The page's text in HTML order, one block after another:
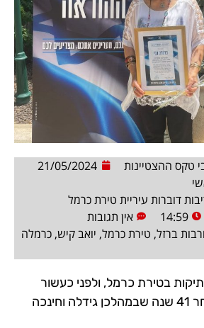
טקס ההצטיינות
21/05/2024
דוברות עיריית טירת כרמל
14:59
אין תגובות
ברזל, טירת כרמל, יואב קיש, כרמלה
בטירת כרמל, ולפני כעשור
פרשה לגמלאות לאחר 41 שנה שבמהלכן גידלה וחינכה